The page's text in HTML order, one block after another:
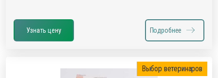
Узнать цену Подробнее
Выбор ветеринаров